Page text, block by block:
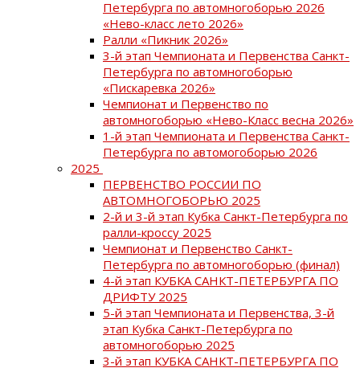
Петербурга по автомногоборью 2026
«Нево-класс лето 2026»
Ралли «Пикник 2026»
3-й этап Чемпионата и Первенства Санкт-
Петербурга по автомногоборью
«Пискаревка 2026»
Чемпионат и Первенство по
автомногоборью «Нево-Класс весна 2026»
1-й этап Чемпионата и Первенства Санкт-
Петербурга по автомогоборью 2026
2025
ПЕРВЕНСТВО РОССИИ ПО
АВТОМНОГОБОРЬЮ 2025
2-й и 3-й этап Кубка Санкт-Петербурга по
ралли-кроссу 2025
Чемпионат и Первенство Санкт-
Петербурга по автомногоборью (финал)
4-й этап КУБКА САНКТ-ПЕТЕРБУРГА ПО
ДРИФТУ 2025
5-й этап Чемпионата и Первенства, 3-й
этап Кубка Санкт-Петербурга по
автомногоборью 2025
3-й этап КУБКА САНКТ-ПЕТЕРБУРГА ПО